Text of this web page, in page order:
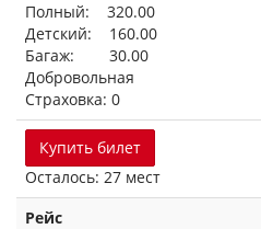
Полный: 320.00
Детский: 160.00
Багаж: 30.00
Добровольная
Страховка: 0
Купить билет
Осталось: 27 мест
Рейс